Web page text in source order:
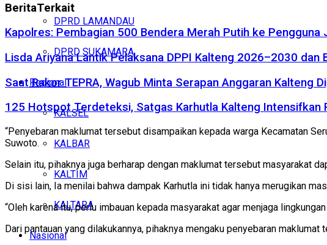
DPRD LAMANDAU
DPRD SUKAMARA
Regional
KALSEL
KALBAR
KALTIM
KALTARA
Nasional
BeritaTerkait
Kapolres: Pembagian 500 Bendera Merah Putih ke
Lisda Ariyana Lantik Pelaksana DPPI Kalteng 2026–2030 dan
Saat Rakor TEPRA, Wagub Minta Serapan Anggaran Kalteng
125 Hotspot Terdeteksi, Satgas Karhutla Kalteng Intensifkan
“Penyebaran maklumat tersebut disampaikan kepada warga Kecamatan
Suwoto.
Selain itu, pihaknya juga berharap dengan maklumat tersebut masyarakat
Di sisi lain, Ia menilai bahwa dampak Karhutla ini tidak hanya merugikan
“Oleh karena itu, perlu imbauan kepada masyarakat agar menjaga
Dari pantauan yang dilakukannya, pihaknya mengaku penyebaran